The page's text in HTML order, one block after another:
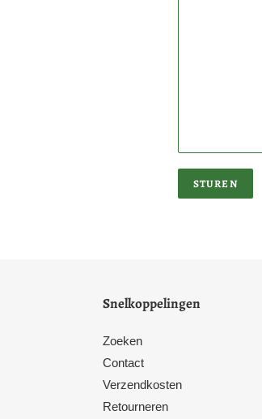
Snelkoppelingen
Zoeken
Contact
Verzendkosten
Retourneren